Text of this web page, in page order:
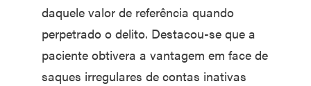
daquele valor de referência quando
perpetrado o delito. Destacou-se que a
paciente obtivera a vantagem em face de
saques irregulares de contas inativas